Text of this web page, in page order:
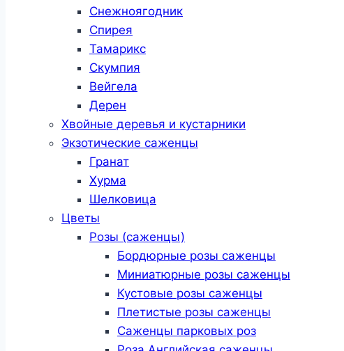
Снежноягодник
Спирея
Тамарикс
Скумпия
Вейгела
Дерен
Хвойные деревья и кустарники
Экзотические саженцы
Гранат
Хурма
Шелковица
Цветы
Розы (саженцы)
Бордюрные розы саженцы
Миниатюрные розы саженцы
Кустовые розы саженцы
Плетистые розы саженцы
Саженцы парковых роз